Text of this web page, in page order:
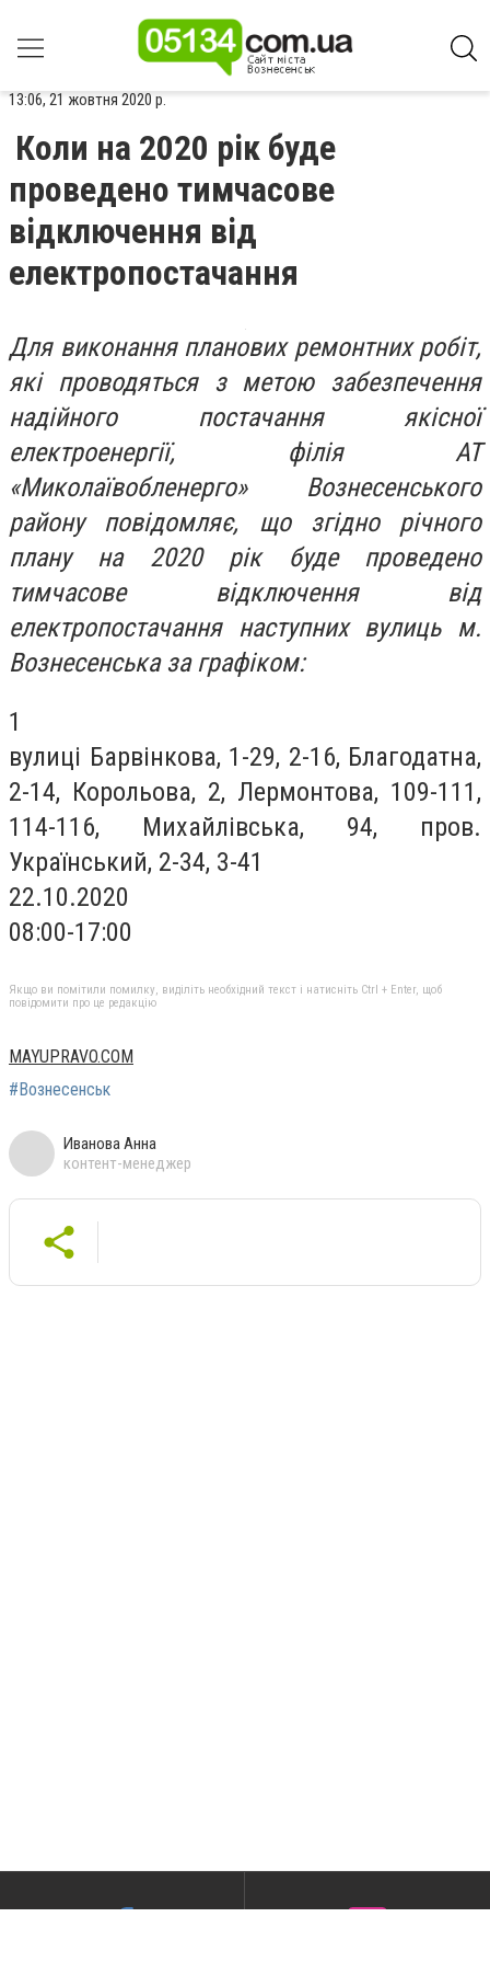
13:06, 21 жовтня 2020 р.
Коли на 2020 рік буде
проведено тимчасове
відключення від
електропостачання
Для виконання планових ремонтних робіт,
які проводяться з метою забезпечення
надійного постачання якісної
електроенергії, філія АТ
«Миколаївобленерго» Вознесенського
району повідомляє, що згідно річного
плану на 2020 рік буде проведено
тимчасове відключення від
електропостачання наступних вулиць м.
Вознесенська за графіком:
1
вулиці Барвінкова, 1-29, 2-16, Благодатна,
2-14, Корольова, 2, Лермонтова, 109-111,
114-116, Михайлівська, 94, пров.
Український, 2-34, 3-41
22.10.2020
08:00-17:00
Якщо ви помітили помилку, виділіть необхідний текст і натисніть Ctrl + Enter, щоб
повідомити про це редакцію
MAYUPRAVO.COM
#Вознесенськ
Иванова Анна
контент-менеджер